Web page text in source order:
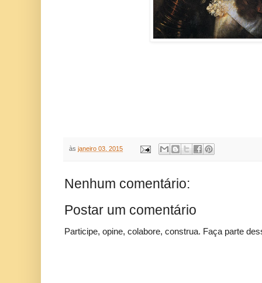
às janeiro 03, 2015
Nenhum comentário:
Postar um comentário
Participe, opine, colabore, construa. Faça parte